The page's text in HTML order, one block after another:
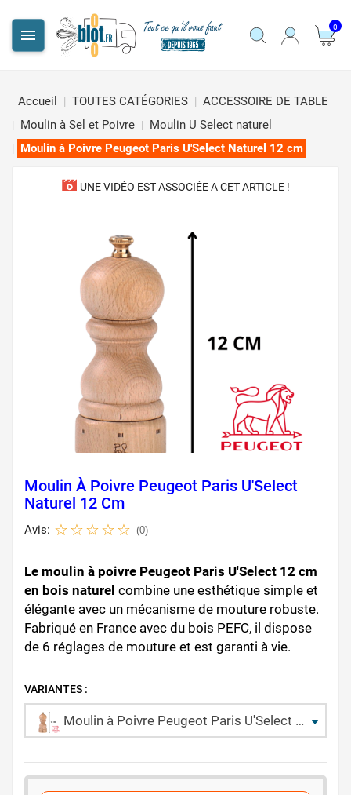
 0
Accueil TOUTES CATÉGORIES
ACCESSOIRE DE TABLE
Moulin à Sel et Poivre
Moulin U Select naturel
Moulin à Poivre Peugeot Paris U'Select Naturel 12 cm
UNE VIDÉO EST ASSOCIÉE A CET ARTICLE !
Moulin À Poivre Peugeot Paris U'Select
Naturel 12 Cm
Avis: (0)
Le moulin à poivre Peugeot Paris U'Select 12 cm
en bois naturel combine une esthétique simple et
élégante avec un mécanisme de mouture robuste.
Fabriqué en France avec du bois PEFC, il dispose
de 6 réglages de mouture et est garanti à vie.
VARIANTES :
Moulin à Poivre Peugeot Paris U'Select Naturel 12 cm